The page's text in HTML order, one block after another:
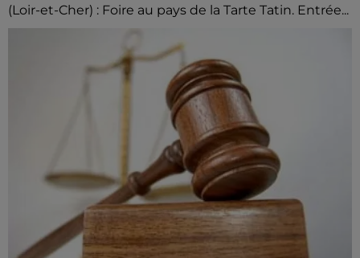
(Loir-et-Cher) : Foire au pays de la Tarte Tatin. Entrée...